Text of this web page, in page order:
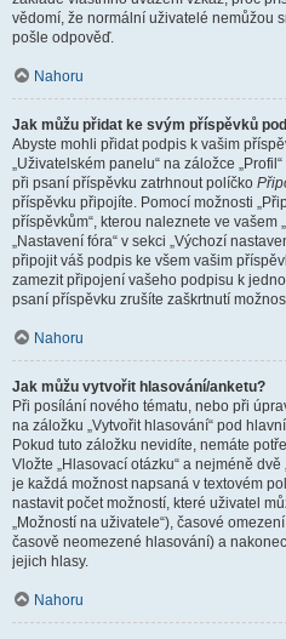
vědomí, že normální uživatelé nemůžou
pošle odpověď.
Nahoru
Jak můžu přidat ke svým příspěvků
Abyste mohli přidat podpis k vašim
„Uživatelském panelu“ na záložce
při psaní příspěvku zatrhnout políčko
příspěvku připojíte. Pomocí možnosti
příspěvkům“, kterou naleznete ve vašem
„Nastavení fóra“ v sekci „Výchozí
připojit váš podpis ke všem vašim
zamezit připojení vašeho podpisu k
psaní příspěvku zrušíte zaškrtnutí
Nahoru
Jak můžu vytvořit hlasování/anketu?
Při posílání nového tématu, nebo při
na záložku „Vytvořit hlasování“ pod
Pokud tuto záložku nevidíte, nemáte
Vložte „Hlasovací otázku“ a nejméně
je každá možnost napsaná v textovém
nastavit počet možností, které uživatel
„Možností na uživatele“), časové
časově neomezené hlasování) a
jejich hlasy.
Nahoru